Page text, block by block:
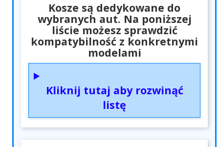
Kosze są dedykowane do
wybranych aut. Na poniższej
liście możesz sprawdzić
kompatybilność z konkretnymi
modelami
Kliknij tutaj aby rozwinąć
listę